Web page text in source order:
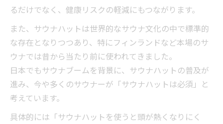
るだけでなく、健康リスクの軽減にもつながります。
また、サウナハットは世界的なサウナ文化の中で標準的
な存在となりつつあり、特にフィンランドなど本場のサ
ウナでは昔から当たり前に使われてきました。
日本でもサウナブームを背景に、サウナハットの普及が
進み、今や多くのサウナーが「サウナハットは必須」と
考えています。
具体的には「サウナハットを使うと頭が熱くなりにく